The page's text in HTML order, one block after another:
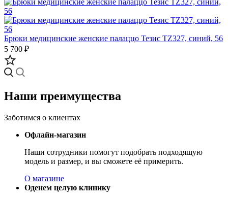
Брюки медицинские женские палаццо Тезис TZ327, синий, 56
5 700 ₽
Наши преимущества
Заботимся о клиентах
Офлайн-магазин
Наши сотрудники помогут подобрать подходящую
модель и размер, и вы сможете её примерить.
О магазине
Оденем целую клинику